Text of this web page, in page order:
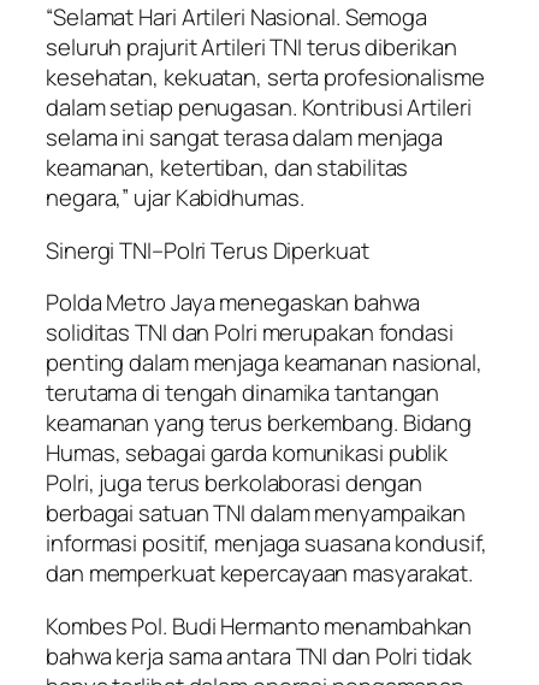
“Selamat Hari Artileri Nasional. Semoga
seluruh prajurit Artileri TNI terus diberikan
kesehatan, kekuatan, serta profesionalisme
dalam setiap penugasan. Kontribusi Artileri
selama ini sangat terasa dalam menjaga
keamanan, ketertiban, dan stabilitas
negara,” ujar Kabidhumas.
Sinergi TNI–Polri Terus Diperkuat
Polda Metro Jaya menegaskan bahwa
soliditas TNI dan Polri merupakan fondasi
penting dalam menjaga keamanan nasional,
terutama di tengah dinamika tantangan
keamanan yang terus berkembang. Bidang
Humas, sebagai garda komunikasi publik
Polri, juga terus berkolaborasi dengan
berbagai satuan TNI dalam menyampaikan
informasi positif, menjaga suasana kondusif,
dan memperkuat kepercayaan masyarakat.
Kombes Pol. Budi Hermanto menambahkan
bahwa kerja sama antara TNI dan Polri tidak